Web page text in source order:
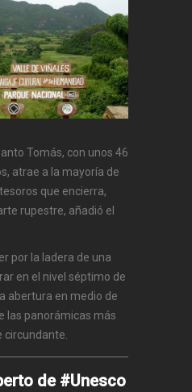
Tomás, con unos 46
atrae a la mayoría de
que encierra,
rupestre, añadió el
por la ladera de una
en el nivel séptimo de
abertura en medio de
las panorámicas más
circundante.
de #Unesco